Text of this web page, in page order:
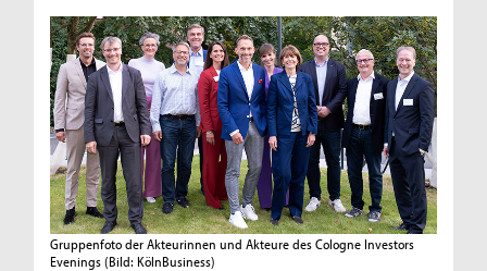
Gruppenfoto der Akteurinnen und Akteure des Cologne Investors
Evenings (Bild: KölnBusiness)